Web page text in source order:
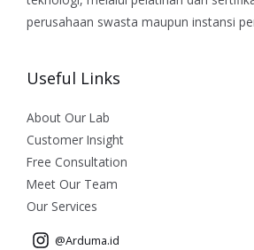
perusahaan swasta maupun instansi
Useful Links
About Our Lab
Customer Insight
Free Consultation
Meet Our Team
Our Services
@Arduma.id